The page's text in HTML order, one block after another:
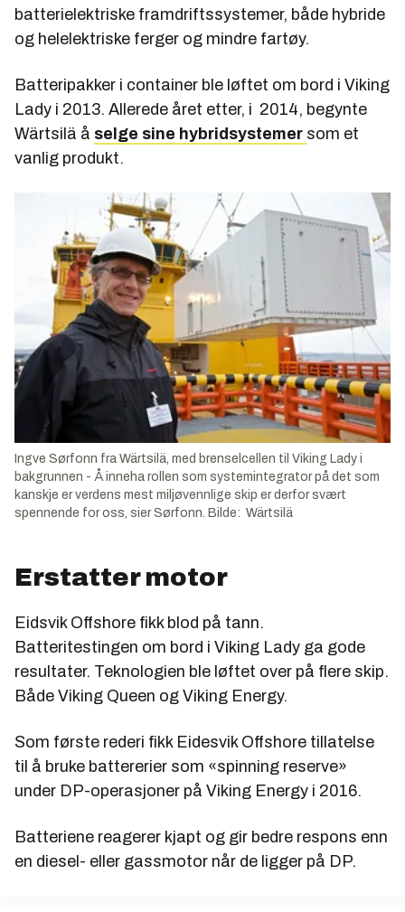
batterielektriske framdriftssystemer, både hybride
og helelektriske ferger og mindre fartøy.
Batteripakker i container ble løftet om bord i Viking
Lady i 2013. Allerede året etter, i 2014, begynte
Wärtsilä å selge sine hybridsystemer som et
vanlig produkt.
Ingve Sørfonn fra Wärtsilä, med brenselcellen til Viking Lady i
bakgrunnen - Å inneha rollen som systemintegrator på det som
kanskje er verdens mest miljøvennlige skip er derfor svært
spennende for oss, sier Sørfonn. Bilde: Wärtsilä
Erstatter motor
Eidsvik Offshore fikk blod på tann.
Batteritestingen om bord i Viking Lady ga gode
resultater. Teknologien ble løftet over på flere skip.
Både Viking Queen og Viking Energy.
Som første rederi fikk Eidesvik Offshore tillatelse
til å bruke battererier som «spinning reserve»
under DP-operasjoner på Viking Energy i 2016.
Batteriene reagerer kjapt og gir bedre respons enn
en diesel- eller gassmotor når de ligger på DP.